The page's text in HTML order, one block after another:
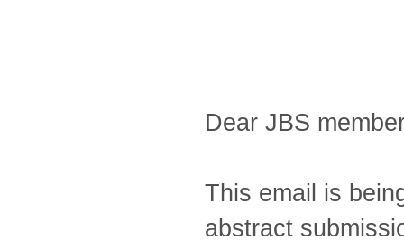
Dear JBS
This email is
abstract